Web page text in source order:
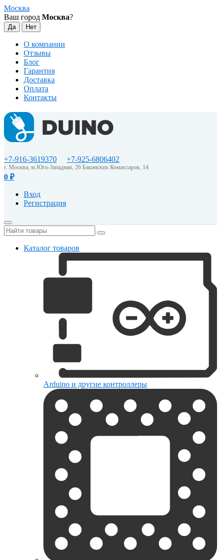
Москва
Ваш город Москва?
О компании
Отзывы
Блог
Гарантия
Доставка
Оплата
Контакты
+7-916-3619370 +7-925-6806402
г. Москва, м.Юго-Западная, 26 Бакинских Комиссаров, 14
0 ₽
Вход
Регистрация
Каталог товаров
Arduino и другие контроллеры